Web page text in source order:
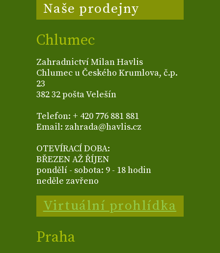
Naše prodejny
Chlumec
Zahradnictví Milan Havlis
Chlumec u Českého Krumlova, č.p.
23
382 32 pošta Velešín
Telefon: + 420 776 881 881
Email: zahrada@havlis.cz
OTEVÍRACÍ DOBA:
BŘEZEN AŽ ŘÍJEN
pondělí - sobota: 9 - 18 hodin
neděle zavřeno
Virtuální prohlídka
Praha